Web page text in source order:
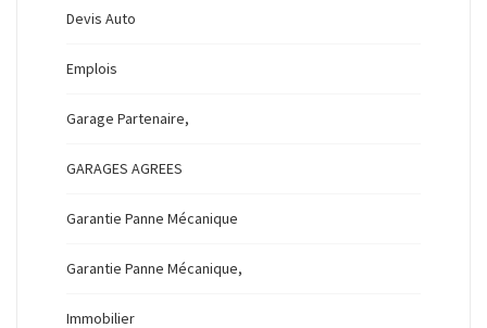
Devis Auto
Emplois
Garage Partenaire,
GARAGES AGREES
Garantie Panne Mécanique
Garantie Panne Mécanique,
Immobilier